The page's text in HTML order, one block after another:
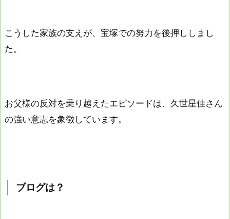
こうした家族の支えが、宝塚での努力を後押ししまし
た。
お父様の反対を乗り越えたエピソードは、久世星佳さん
の強い意志を象徴しています。
ブログは？